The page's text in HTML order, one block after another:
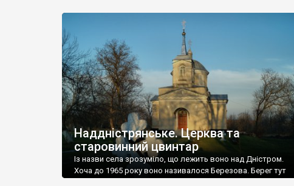
виявилося більше семи гектарів. Перше враження про
абсолютну звичайність польського цвинтаря виявилося
оманливим – […]
Наддністрянське. Церква та
старовинний цвинтар
Із назви села зрозуміло, що лежить воно над Дністром.
Хоча до 1965 року воно називалося Березова. Берег тут